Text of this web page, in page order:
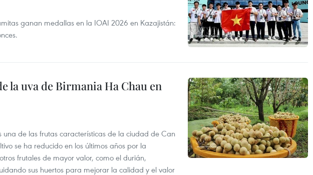
ganan medallas en la IOAI 2026 en Kazajistán:
la uva de Birmania Ha Chau en
de las frutas características de la ciudad de Can
se ha reducido en los últimos años por la
frutales de mayor valor, como el durián,
sus huertos para mejorar la calidad y el valor